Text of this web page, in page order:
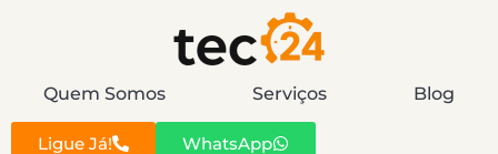
Quem Somos Serviços Blog
Ligue Já! WhatsApp